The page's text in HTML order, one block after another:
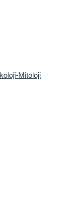
Mitoloji